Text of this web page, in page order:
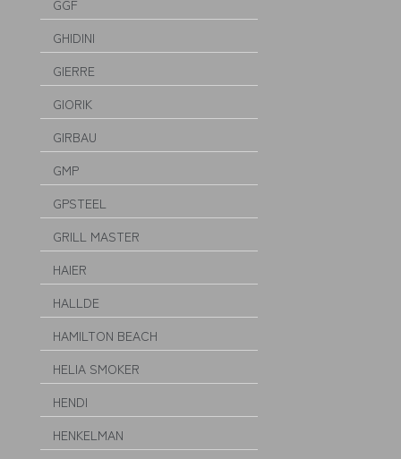
GGF
GHIDINI
GIERRE
GIORIK
GIRBAU
GMP
GPSTEEL
GRILL MASTER
HAIER
HALLDE
HAMILTON BEACH
HELIA SMOKER
HENDI
HENKELMAN